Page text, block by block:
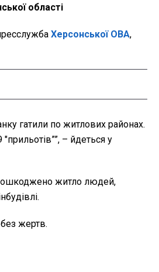
області
Херсонської ОВА,
гатили по житлових районах.
– йдеться у
житло людей,
жертв.